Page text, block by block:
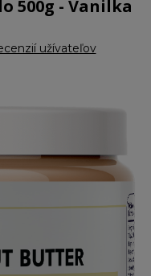
500g - Vanilka
užívateľov